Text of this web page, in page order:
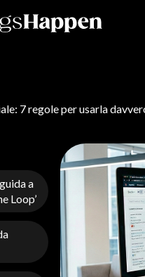
7 regole per usarla
a
Loop’